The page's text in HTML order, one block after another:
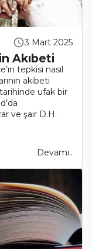
3 Mart 2025
Akıbeti
tepkisi nasıl
akibeti
ufak bir
ve şair D.H.
Devamı..